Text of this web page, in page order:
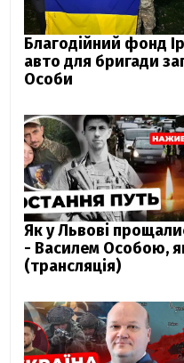
Благодійний фонд
авто для бригади
Особи
Як у Львові
- Василем Особою,
(трансляція)